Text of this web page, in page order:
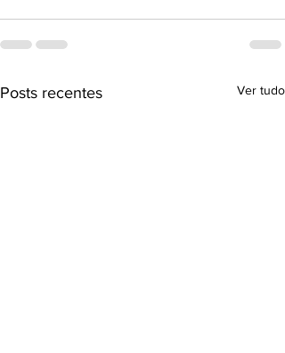
Posts recentes Ver tudo